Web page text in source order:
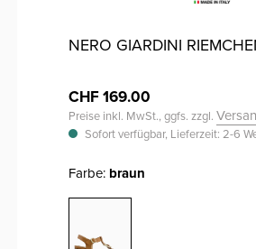
NERO GIARDINI
CHF 169.00
Preise inkl. MwSt., ggfs. zzgl.
Sofort verfügbar, Lieferzeit: 2-6
Farbe: braun